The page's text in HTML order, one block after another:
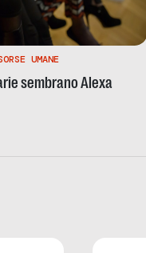
UMANE
sembrano Alexa